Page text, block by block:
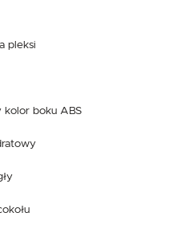
pleksi
kolor boku ABS